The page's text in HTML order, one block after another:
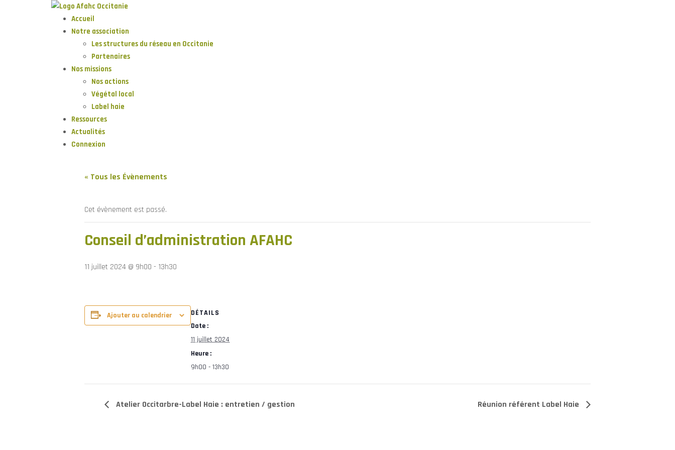
Accueil
Notre association
Les structures du réseau en Occitanie
Partenaires
Nos missions
Nos actions
Végétal local
Label haie
Ressources
Actualités
Connexion
« Tous les Évènements
Cet évènement est passé.
Conseil d’administration AFAHC
11 juillet 2024 @ 9h00 - 13h30
Ajouter au calendrier
DÉTAILS
Date :
11 juillet 2024
Heure :
9h00 - 13h30
Atelier Occitarbre-Label Haie : entretien / gestion Réunion référent Label Haie